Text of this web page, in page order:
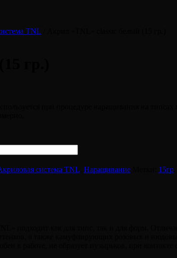
TNL
система TNL Наращивание 15гр